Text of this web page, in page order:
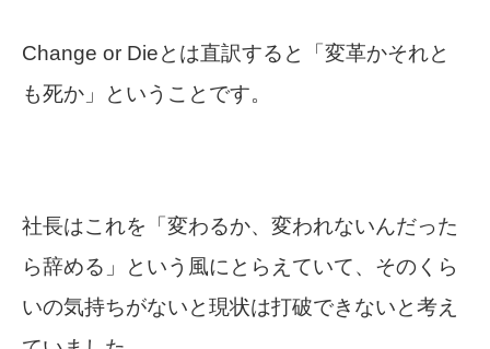
Change or Dieとは直訳すると「変革かそれと
も死か」ということです。
社長はこれを「変わるか、変われないんだった
ら辞める」という風にとらえていて、そのくら
いの気持ちがないと現状は打破できないと考え